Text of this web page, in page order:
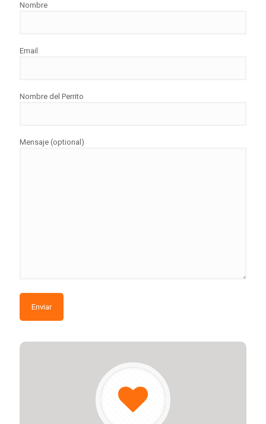
Nombre
Email
Nombre del Perrito
Mensaje (optional)